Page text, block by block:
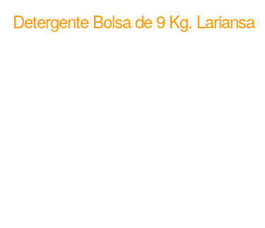
Detergente Bolsa de 9 Kg. Lariansa